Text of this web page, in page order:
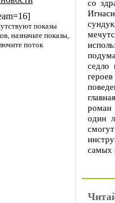
показы
назначьте показы,
поток
со
седло
роман
один
самых